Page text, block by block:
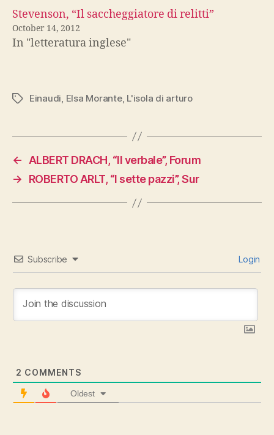
Stevenson, “Il saccheggiatore di relitti”
October 14, 2012
In "letteratura inglese"
TagsEinaudi, Elsa Morante, L'isola di arturo
←
ALBERT DRACH, “Il verbale”, Forum
→
ROBERTO ARLT, “I sette pazzi”, Sur
Subscribe Login
2 COMMENTS
Oldest